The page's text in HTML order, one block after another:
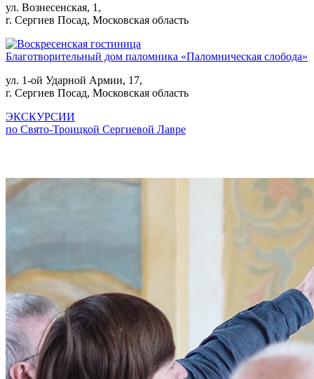
ул. Вознесенская, 1,
г. Сергиев Посад, Московская область
Благотворительный дом паломника «Паломническая слобода»
ул. 1-ой Ударной Армии, 17,
г. Сергиев Посад, Московская область
ЭКСКУРСИИ
по Свято-Троицкой Сергиевой Лавре